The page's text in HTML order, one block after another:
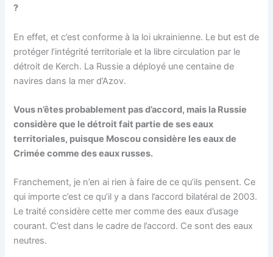
?
En effet, et c’est conforme à la loi ukrainienne. Le but est de
protéger l’intégrité territoriale et la libre circulation par le
détroit de Kerch. La Russie a déployé une centaine de
navires dans la mer d’Azov.
Vous n’êtes probablement pas d’accord, mais la Russie
considère que le détroit fait partie de ses eaux
territoriales, puisque Moscou considère les eaux de
Crimée comme des eaux russes.
Franchement, je n’en ai rien à faire de ce qu’ils pensent. Ce
qui importe c’est ce qu’il y a dans l’accord bilatéral de 2003.
Le traité considère cette mer comme des eaux d’usage
courant. C’est dans le cadre de l’accord. Ce sont des eaux
neutres.